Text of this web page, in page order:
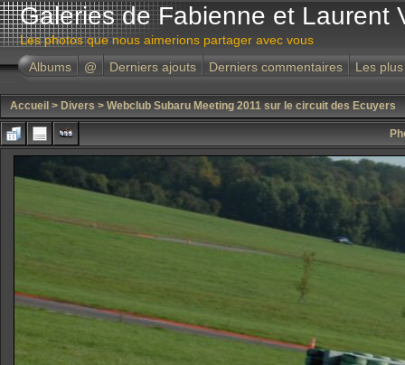
Galeries de Fabienne et Laurent
Les photos que nous aimerions partager avec vous
Albums
@ Derniers ajouts Derniers commentaires Les
Accueil > Divers > Webclub Subaru Meeting 2011 sur le circuit des Ecuyers